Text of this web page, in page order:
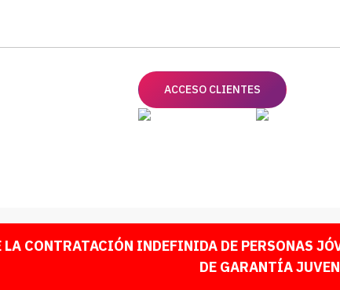
ACCESO CLIENTES
LA CONTRATACIÓN INDEFINIDA DE PERSONAS
DE GARANTÍA